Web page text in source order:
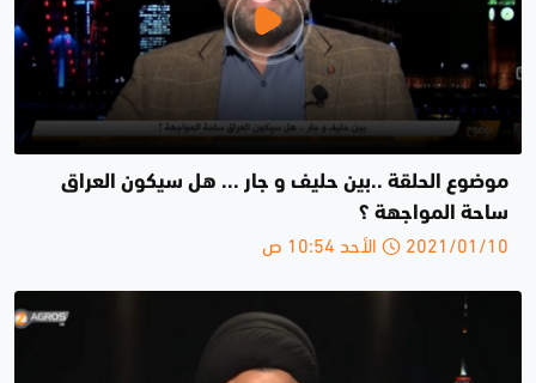
موضوع الحلقة ..بين حليف و جار ... هل سيكون العراق
ساحة المواجهة ؟
2021/01/10 الأحد 10:54 ص